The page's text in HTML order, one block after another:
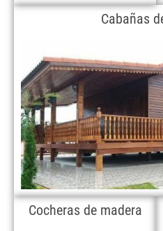
Cabañas
Cocheras de madera